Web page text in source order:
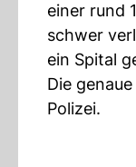
einer rund
schwer
ein Spital
Die
Polizei.